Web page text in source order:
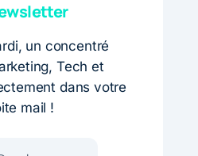
un concentré
Tech et
dans votre
mail !